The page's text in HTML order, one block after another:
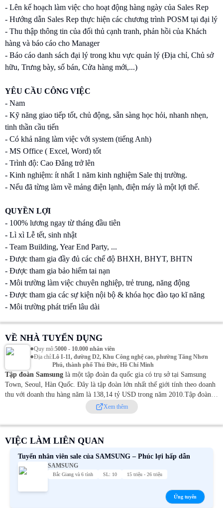
- Lên kế hoạch làm việc cho hoạt động hàng ngày của Sales Rep
- Hướng dẫn Sales Rep thực hiện các chương trình POSM tại đại lý
- Thu thập thông tin của đối thủ cạnh tranh, phản hồi của Khách
hàng và báo cáo cho Manager
- Báo cáo danh sách đại lý trong khu vực quản lý (Địa chỉ, Chủ sở
hữu, Trưng bày, số bán, Cửa hàng mới,...)
YÊU CẦU CÔNG VIỆC
- Nam
- Kỹ năng giao tiếp tốt, chủ động, sẵn sàng học hỏi, nhanh nhẹn,
tinh thần cầu tiến
- Có khả năng làm việc với system (tiếng Anh)
- MS Office ( Excel, Word) tốt
- Trình độ: Cao Đẳng trở lên
- Kinh nghiệm: ít nhất 1 năm kinh nghiệm Sale thị trường.
- Nếu đã từng làm về mảng điện lạnh, điện máy là một lợi thế.
QUYỀN LỢI
- 100% lương ngay từ tháng đầu tiên
- Lì xì Lễ tết, sinh nhật
- Team Building, Year End Party, ...
- Được tham gia đầy đủ các chế độ BHXH, BHYT, BHTN
- Được tham gia bảo hiểm tai nạn
- Môi trường làm việc chuyên nghiệp, trẻ trung, năng động
- Được tham gia các sự kiện nội bộ & khóa học đào tạo kĩ năng
- Môi trường phát triển lâu dài
VỀ NHÀ TUYỂN DỤNG
•Quy mô:5000 - 10.000 nhân viên
•Địa chỉ:Lô I-11, đường D2, Khu Công nghệ cao, phường Tăng Nhơn
Phú, thành phố Thủ Đức, Hồ Chí Minh
Tập đoàn Samsung là một tập đoàn đa quốc gia có trụ sở tại Samsung
Town, Seoul, Hàn Quốc. Đây là tập đoàn lớn nhất thế giới tính theo doanh
thu với doanh thu hàng năm là 138,14 tỷ USD trong năm 2010.Tập đoàn
Samsung bao gồm nhiều doanh nghiệp liên kết quốc tế, hầu hết đều hợp
nhất dưới thương hiệu Samsung bao gồm Samsung Electronics, công ty
công nghệ thông tin và điện tử lớn nhất thế giới.Samsung Electronics là
thương hiệu điện tử tiêu dùng phổ biến nhất thế giới kể từ năm 2005 và là
thương hiệu Hàn Quốc nổi tiếng nhất thế giới. Công ty sản xuất nhiều sản
phẩm điện tử khác nhau, như điện thoại di động, máy tính bảng, màn hình
LCD, máy tính xách tay, đầu DVD, máy ảnh kỹ thuật số và máy quay
phim, máy in laser, máy fax, TV plasma và màn hình phẳng. Nó cũng sản
và máy hút bụi.
Xem thêm
VIỆC LÀM LIÊN QUAN
Tuyển nhân viên sale của SAMSUNG – Phúc lợi hấp dẫn
SAMSUNG
Bắc Giang và 6 tỉnh SL: 10 15 triệu - 26 triệu
Ứng tuyển